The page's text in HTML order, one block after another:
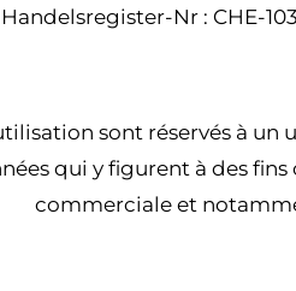
Nr : CHE-
sont réservés à
qui y figurent à des
commerciale et